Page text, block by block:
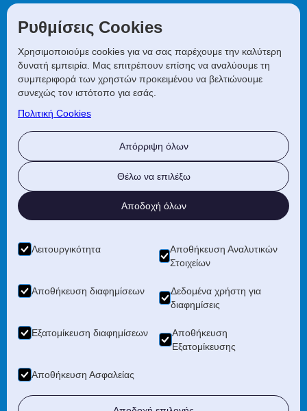
Ρυθμίσεις Cookies
Χρησιμοποιούμε cookies για να σας παρέχουμε την καλύτερη
δυνατή εμπειρία. Μας επιτρέπουν επίσης να αναλύουμε τη
συμπεριφορά των χρηστών προκειμένου να βελτιώνουμε
συνεχώς τον ιστότοπο για εσάς.
Πολιτική Cookies
Απόρριψη όλων
Θέλω να επιλέξω
Αποδοχή όλων
Λειτουργικότητα
Αποθήκευση Αναλυτικών
Στοιχείων
Αποθήκευση διαφημίσεων
Δεδομένα χρήστη για
διαφημίσεις
Εξατομίκευση διαφημίσεων
Αποθήκευση
Εξατομίκευσης
Αποθήκευση Ασφαλείας
COACHING
Χωρίς Ασκήσεις Αναπνοής
Με Ασκήσεις Αναπνοής
Τιμές Personal Coaching
ΧΡΗΣΙΜΑ
F.A.Q
´Όροι Χρήσης
Πολιτική Cookies
Copyright ©2025–2026Ice Bath Crete